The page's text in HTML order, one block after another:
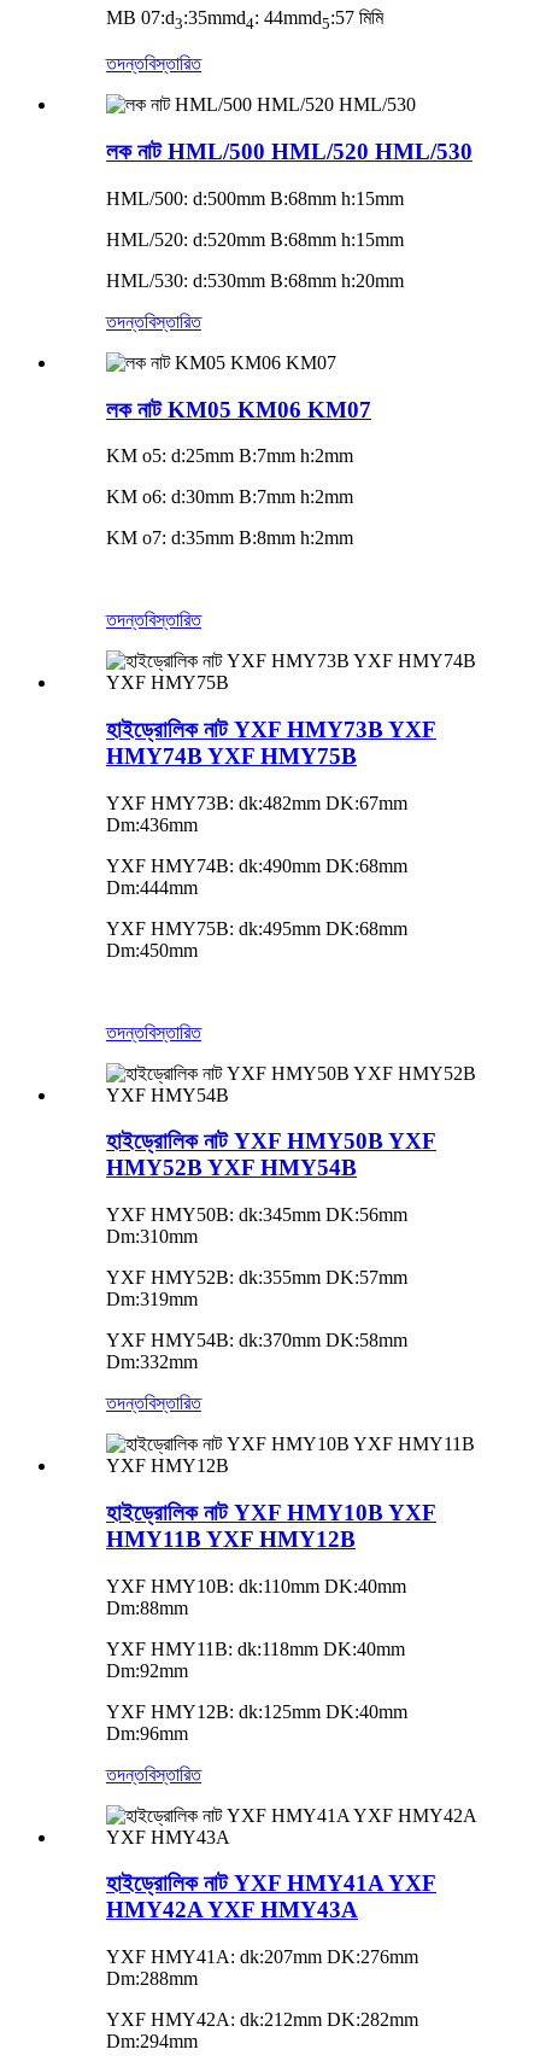
MB 07:d3:35mmd4: 44mmd5:57 মিমি
তদন্তবিস্তারিত
লক নাট HML/500 HML/520 HML/530
HML/500: d:500mm B:68mm h:15mm
HML/520: d:520mm B:68mm h:15mm
HML/530: d:530mm B:68mm h:20mm
তদন্তবিস্তারিত
লক নাট KM05 KM06 KM07
KM o5: d:25mm B:7mm h:2mm
KM o6: d:30mm B:7mm h:2mm
KM o7: d:35mm B:8mm h:2mm
তদন্তবিস্তারিত
হাইড্রোলিক নাট YXF HMY73B YXF
HMY74B YXF HMY75B
YXF HMY73B: dk:482mm DK:67mm
Dm:436mm
YXF HMY74B: dk:490mm DK:68mm
Dm:444mm
YXF HMY75B: dk:495mm DK:68mm
Dm:450mm
তদন্তবিস্তারিত
হাইড্রোলিক নাট YXF HMY50B YXF
HMY52B YXF HMY54B
YXF HMY50B: dk:345mm DK:56mm
Dm:310mm
YXF HMY52B: dk:355mm DK:57mm
Dm:319mm
YXF HMY54B: dk:370mm DK:58mm
Dm:332mm
তদন্তবিস্তারিত
হাইড্রোলিক নাট YXF HMY10B YXF
HMY11B YXF HMY12B
YXF HMY10B: dk:110mm DK:40mm
Dm:88mm
YXF HMY11B: dk:118mm DK:40mm
Dm:92mm
YXF HMY12B: dk:125mm DK:40mm
Dm:96mm
তদন্তবিস্তারিত
হাইড্রোলিক নাট YXF HMY41A YXF
HMY42A YXF HMY43A
YXF HMY41A: dk:207mm DK:276mm
Dm:288mm
YXF HMY42A: dk:212mm DK:282mm
Dm:294mm